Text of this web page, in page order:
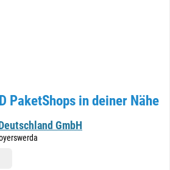
PaketShops in deiner Nähe
GmbH